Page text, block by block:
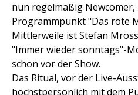
nun regelmäßig Newcomer,
Programmpunkt "Das rote
Mittlerweile ist Stefan
"Immer wieder sonntags"-
schon vor der Show.
Das Ritual, vor der Live-
höchstpersönlich mit dem